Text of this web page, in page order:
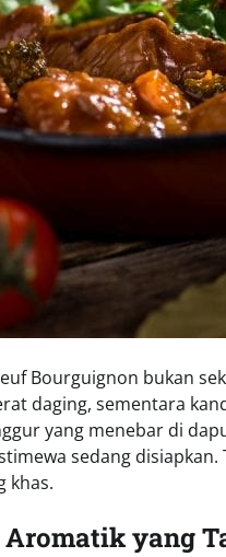
Bourguignon bukan
daging, sementara
yang menebar di
sedang
khas.
yang